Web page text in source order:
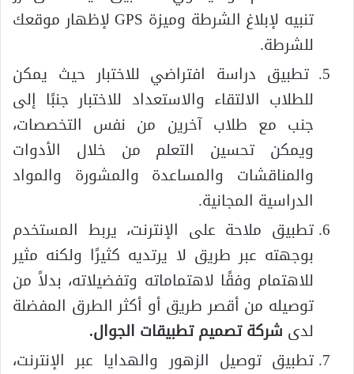
تنبيه لإبلاغ الشرطة وميزة GPS لإظهار موقعك
للشرطة.
تطبيق دراسة افتراضي للاختبار حيث يمكن
للطلاب الالتقاء والاستعداد للاختبار جنبًا إلى
جنب مع طلاب آخرين من نفس التخصصات،
ويمكن تحسين التعلم من خلال الأدوات
والمناقشات والمساعدة والمشورة والمواد
الدراسية المجانية.
تطبيق ملاحة على الإنترنت، يربط المستخدم
بوجهته عبر طريق لا يرتديه كثيرًا ولكنه مثير
للاهتمام وفقًا لاهتماماته وتفضيلاته، بدلاً من
توصيله من أقصر طريق أو أكثر الطرق المفضلة
لدى شركة تصميم تطبيقات الجوال.
تطبيق توصيل الزهور والهدايا عبر الإنترنت،